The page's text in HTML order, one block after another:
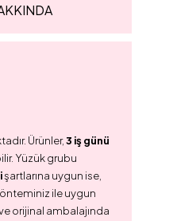
Ürünler,3 iş günü
Yüzük grubu
şartlarına uygun ise,
ile uygun
orijinal ambalajında